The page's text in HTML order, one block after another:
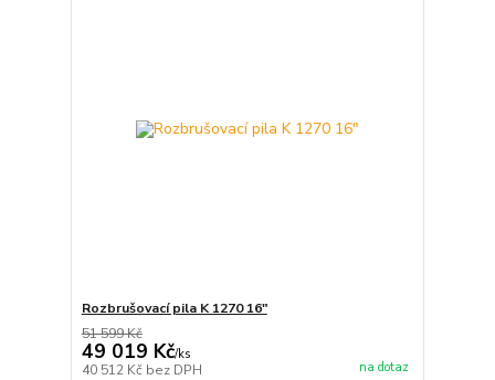
Rozbrušovací pila K 1270 16"
51 599 Kč
49 019 Kč/ks
40 512 Kč bez DPH na dotaz